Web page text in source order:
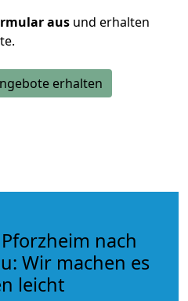
aus und erhalten
erhalten
nach
Wir machen es
leicht